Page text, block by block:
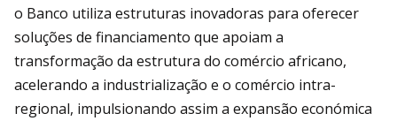
o Banco utiliza estruturas inovadoras para oferecer
soluções de financiamento que apoiam a
transformação da estrutura do comércio africano,
acelerando a industrialização e o comércio intra-
regional, impulsionando assim a expansão económica